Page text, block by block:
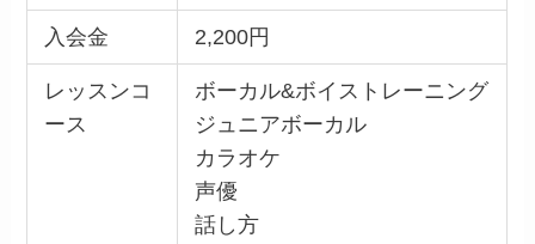
入会金 2,200円
レッスンコ
ース
ボーカル&ボイストレーニング
ジュニアボーカル
カラオケ
声優
話し方